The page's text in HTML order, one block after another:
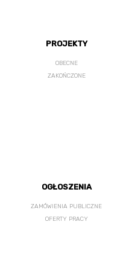
PROJEKTY
OBECNE
ZAKOŃCZONE
OGŁOSZENIA
ZAMÓWIENIA PUBLICZNE
OFERTY PRACY